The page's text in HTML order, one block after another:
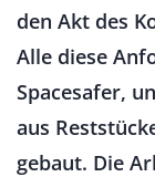
den Akt des
Alle diese
Spacesafer,
aus
gebaut. Die